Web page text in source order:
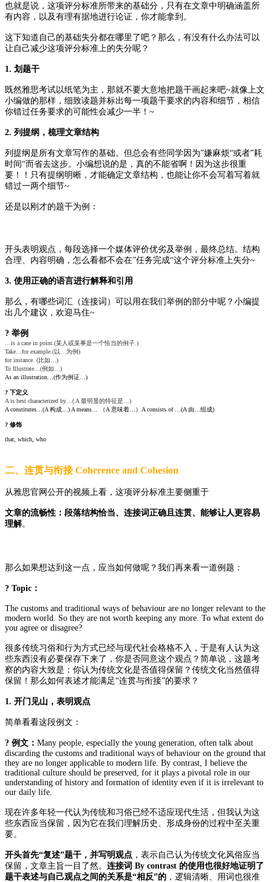
也就是说，这项评分标准所带来的基础分，只有在文章中明确涵盖所
有内容，以及有理有据地进行论证，你才能拿到。
这下知道自己的基础失分都在哪里了吧？ 那么，有没有什么办法可以
让自己减少这项评分标准上的失分呢？
1. 划题干
既然雅思考试以纸笔为主，那就不要大意地把题干画起来吧~就像上文
小编做的那样，细致读题并标出每一项题干要求的内容和细节，相信
你错过任务要求的可能性会减少一半！~
2. 列提纲，梳理文章结构
列提纲是所有文章写作的基础。 但总会有些同学因为”嫌麻烦“或者”耗
时间“而省去这步。小编想说的是，真的不能省啊！因为这步很重
要！！只有提纲明晰，才能确定文章结构，也能让你不会写着写着就
错过一两个细节~
还是以刚才的题干为例：
开头表明观点，每段选择一个媒体评价优劣及举例，最终总结。结构
合理、内容明确，怎么看都不会在”任务完成“这个评分标准上失分~
3. 使用正确的语言进行解释和引用
那么，有哪些词汇（连接词）可以用在我们举例的部分中呢？小编提
出几个建议，欢迎马住~
? 举例
…is a case in point.(某人或某事是一个恰当的例子.)
Take…for example.(以…为例)
for instance. (比如…)
To Illustrate…(例如…)
As an illustration…(作为例证…)
? 下定义
A is best characterized by…( A 最明显的特征是…)
A constitutes…(A 构成…) A means… （A 意味着…）A consists of …(A 由…组成)
? 修饰
that, which, who
二、连贯与衔接 Coherence and Cohesion
从雅思官网公开的视频上看，这项评分标准主要侧重于
文章的流畅性：段落结构恰当、连接词正确且连贯、能够让人更容易
理解。
那么如果想达到这一点，应当如何做呢？ 我们再来看一道例题：
? Topic：
The customs and traditional ways of behaviour are no longer relevant to the
modern world. So they are not worth keeping any more. To what extent do
you agree or disagree?
很多传统习俗和行为方式已经与现代社会格格不入，于是有人认为这
些东西没有必要保存下来了，你是否同意这个观点？ 简单说，这题考
察的内容大致是：你认为传统文化是否值得保留？ 传统文化当然值得
保留！那么如何表述才能满足“连贯与衔接”的要求？
1. 开门见山，表明观点
简单看看这段例文：
? 例文： Many people, especially the young generation, often talk about
discarding the customs and traditional ways of behaviour on the ground that
they are no longer applicable to modern life. By contrast, I believe the
traditional culture should be preserved, for it plays a pivotal role in our
understanding of history and formation of identity even if it is irrelevant to
our daily life.
现在许多年轻一代认为传统和习俗已经不适应现代生活，但我认为这
些东西应当保留，因为它在我们理解历史、形成身份的过程中至关重
要。
开头首先“复述”题干，并写明观点 ，表示自己认为传统文化风俗应当
保留，文章主旨一目了然。 连接词 By contrast 的使用也很好地证明了
题干表述与自己观点之间的关系是“相反”的 ，逻辑清晰、用词也很准